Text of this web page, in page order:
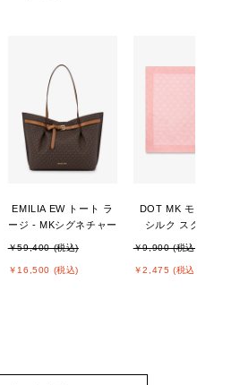
EMILIA EW トート ラ
ージ - MKシグネチャー
￥59,400 (税込)
￥16,500 (税込)
DOT MK モノグラム
シルク スクウェア
￥9,900 (税込)
￥2,475 (税込)